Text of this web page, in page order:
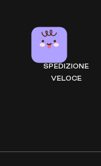
SPEDIZIONE
VELOCE